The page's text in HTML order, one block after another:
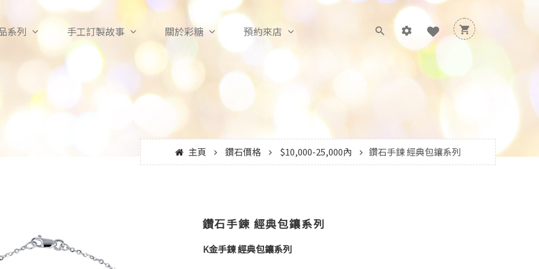
系列 手工訂製故事 關於彩糖 預約來店
主頁 鑽石價格 $10,000-25,000內 鑽石手鍊 經典包鑲系列
鑽石手鍊 經典包鑲系列
K金手鍊 經典包鑲系列